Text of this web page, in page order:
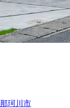
珂川市